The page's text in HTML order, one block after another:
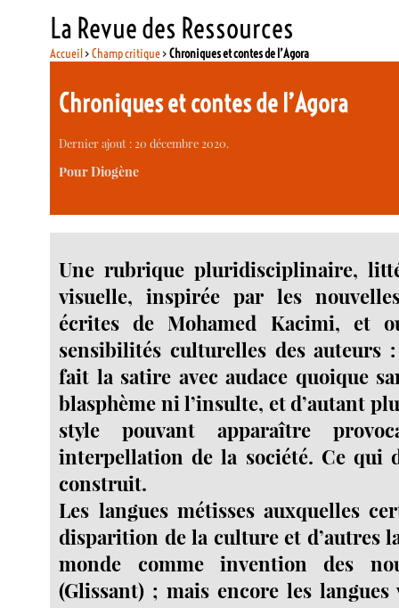
La Revue des Ressources
Accueil>Champ critique>Chroniques et contes de l’Agora
Chroniques et contes de l’Agora
Dernier ajout : 20 décembre 2020.
Pour Diogène
Une rubrique pluridisciplinaire,
visuelle, inspirée par les
écrites de Mohamed Kacimi, et
sensibilités culturelles des auteurs
fait la satire avec audace quoique
blasphème ni l’insulte, et d’autant
style pouvant apparaître
interpellation de la société. Ce qui
construit.
Les langues métisses auxquelles
disparition de la culture et d’autres
monde comme invention des
(Glissant) ; mais encore les langues